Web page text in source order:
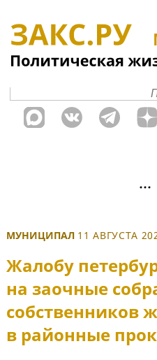
МУНИЦИПАЛ 11 АВГУСТА
Жалобу
на заочные
собственников
в районные